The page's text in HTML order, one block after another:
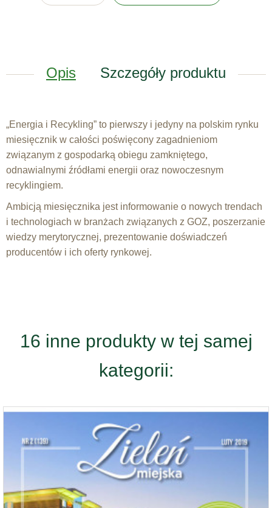
Opis Szczegóły produktu
„Energia i Recykling” to pierwszy i jedyny na polskim rynku
miesięcznik w całości poświęcony zagadnieniom
związanym z gospodarką obiegu zamkniętego,
odnawialnymi źródłami energii oraz nowoczesnym
recyklingiem.
Ambicją miesięcznika jest informowanie o nowych trendach
i technologiach w branżach związanych z GOZ, poszerzanie
wiedzy merytorycznej, prezentowanie doświadczeń
producentów i ich oferty rynkowej.
16 inne produkty w tej samej
kategorii: